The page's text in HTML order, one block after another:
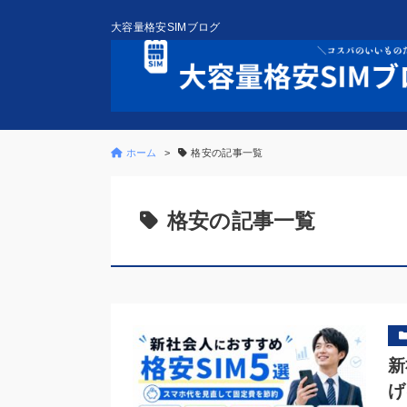
大容量格安SIMブログ
ホーム 格安の記事一覧
格安の記事一覧